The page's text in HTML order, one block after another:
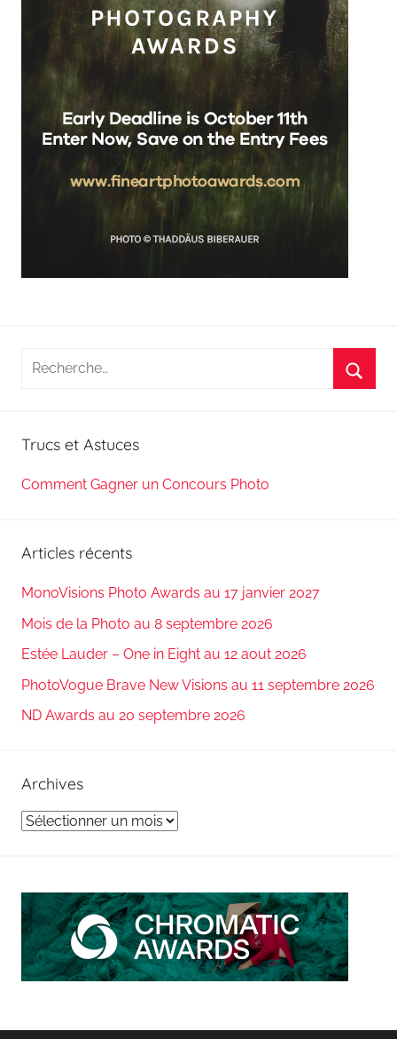
Recherche
Trucs et Astuces
Comment Gagner un Concours Photo
Articles récents
MonoVisions Photo Awards au 17 janvier 2027
Mois de la Photo au 8 septembre 2026
Estée Lauder – One in Eight au 12 aout 2026
PhotoVogue Brave New Visions au 11 septembre 2026
ND Awards au 20 septembre 2026
Archives
Archives